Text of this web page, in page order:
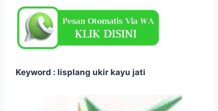
Keyword : lisplang ukir kayu jati